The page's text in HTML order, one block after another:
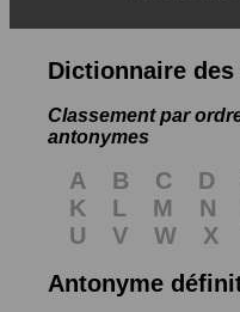
Dictionnaire
Classement par
antonymes
A B C D
K
L M N
U
V W X
Antonyme